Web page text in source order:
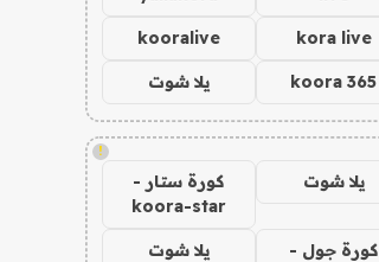
kora live
kooralive
koora 365 يلا شوت
!
يلا شوت
كورة ستار -
koora-star
كورة جول -
يلا شوت